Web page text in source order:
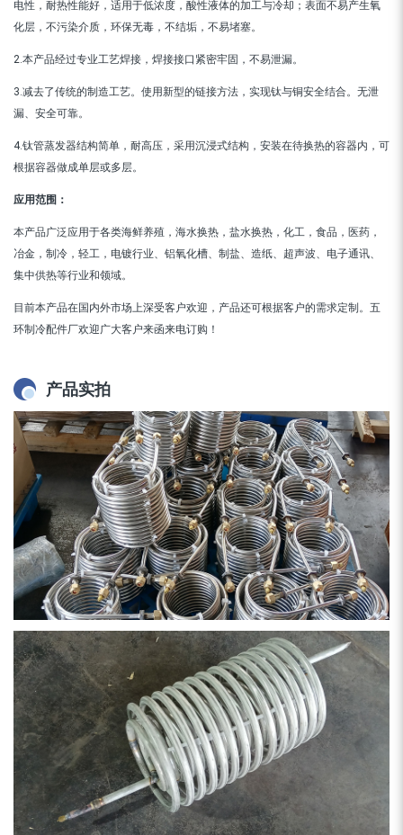
电性，耐热性能好，适用于低浓度，酸性液体的加工与冷却；表面不易产生氧
化层，不污染介质，环保无毒，不结垢，不易堵塞。
2.本产品经过专业工艺焊接，焊接接口紧密牢固，不易泄漏。
3.减去了传统的制造工艺。使用新型的链接方法，实现钛与铜安全结合。无泄
漏、安全可靠。
4.钛管蒸发器结构简单，耐高压，采用沉浸式结构，安装在待换热的容器内，可
根据容器做成单层或多层。
应用范围：
本产品广泛应用于各类海鲜养殖，海水换热，盐水换热，化工，食品，医药，
冶金，制冷，轻工，电镀行业、铝氧化槽、制盐、造纸、超声波、电子通讯、
集中供热等行业和领域。
目前本产品在国内外市场上深受客户欢迎，产品还可根据客户的需求定制。五
环制冷配件厂欢迎广大客户来函来电订购！
产品实拍